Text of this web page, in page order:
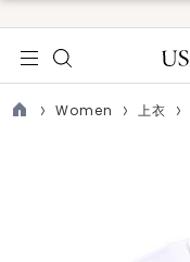
Women 上衣